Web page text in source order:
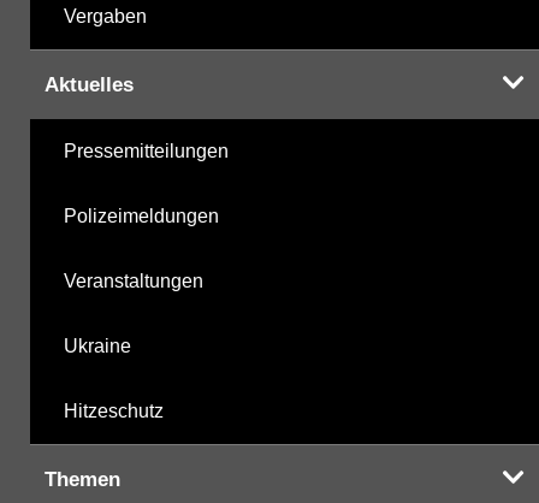
Vergaben
Aktuelles
Pressemitteilungen
Polizeimeldungen
Veranstaltungen
Ukraine
Hitzeschutz
Themen